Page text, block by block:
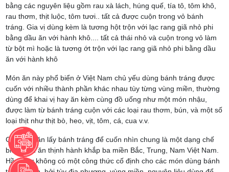
bằng các nguyên liệu gồm rau xà lách, húng quế, tía tô, tôm khô,
rau thơm, thịt luộc, tôm tươi.. tất cả được cuộn trong vỏ bánh
tráng. Gia vị dùng kèm là tương hột trộn với lạc rang giã nhỏ phi
bằng dầu ăn với hành khô.... tất cả thái nhỏ và cuộn trong vỏ làm
từ bột mì hoặc là tương ớt trộn với lạc rang giã nhỏ phi bằng dầu
ăn với hành khô
Món ăn này phổ biển ở Việt Nam chủ yếu dùng bánh tráng được
cuốn với nhiều thành phần khác nhau tùy từng vùng miền, thường
dùng để khai vị hay ăn kèm cùng đồ uống như một món nhậu,
được làm từ bánh tráng cuộn với các loại rau thơm, bún, và một số
loại thịt như thịt bò, heo, vịt, tôm, cá, cua v.v.
Các món ăn lấy bánh tráng để cuốn nhìn chung là một dạng chế
biến món ăn thịnh hành khắp ba miền Bắc, Trung, Nam Việt Nam.
Hầu như không có một công thức cố định cho các món dùng bánh